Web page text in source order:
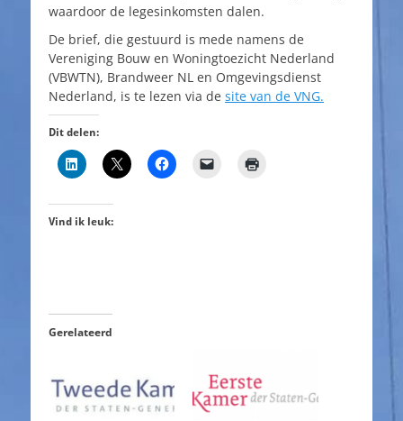
waardoor de legesinkomsten dalen.
De brief, die gestuurd is mede namens de
Vereniging Bouw en Woningtoezicht Nederland
(VBWTN), Brandweer NL en Omgevingsdienst
Nederland, is te lezen via de site van de VNG.
Dit delen:
Vind ik leuk:
Gerelateerd